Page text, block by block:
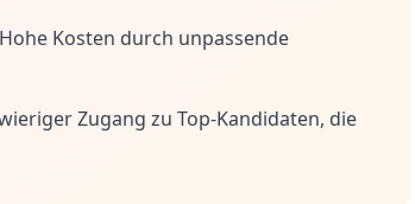
Hohe Kosten durch unpassende
Zugang zu Top-Kandidaten, die